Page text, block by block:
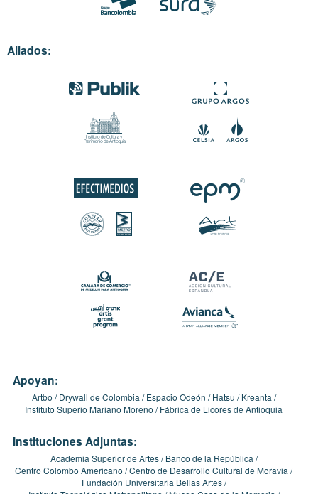
Aliados:
Apoyan:
Artbo Drywall de Colombia Espacio Odeón Hatsu
Kreanta
Instituto Superio Mariano Moreno
Fábrica de Licores de Antioquia
Instituciones Adjuntas:
Academia Superior de Artes
Banco de la República
Centro Colombo Americano Centro de Desarrollo Cultural de Moravia
Fundación Universitaria Bellas Artes